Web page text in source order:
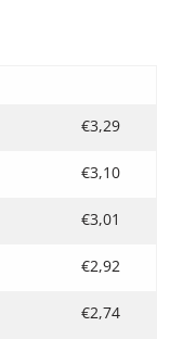
€3,29
€3,10
€3,01
€2,92
€2,74